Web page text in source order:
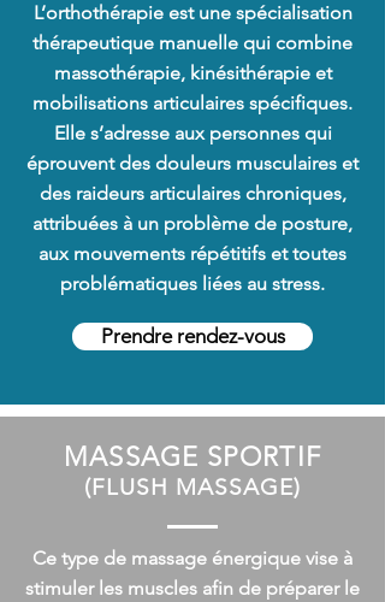
L’orthothérapie est une spécialisation
thérapeutique manuelle qui combine
massothérapie, kinésithérapieet
mobilisations articulaires spécifiques.
Elle s’adresse aux personnes qui
éprouvent des douleurs musculaires et
des raideurs articulaires chroniques,
attribuées à un problème de posture,
aux mouvements répétitifs et toutes
problématiques liées au stress.
Prendre rendez-vous
MASSAGE SPORTIF
(FLUSH MASSAGE)
Ce type de massage énergique vise à
stimuler les muscles afin de préparer le